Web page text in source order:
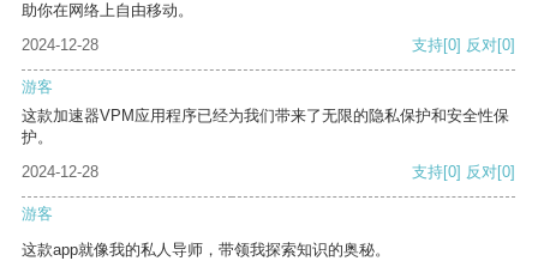
助你在网络上自由移动。
2024-12-28
支持[0] 反对[0]
游客
这款加速器VPM应用程序已经为我们带来了无限的隐私保护和安全性保
护。
2024-12-28
支持[0] 反对[0]
游客
这款app就像我的私人导师，带领我探索知识的奥秘。